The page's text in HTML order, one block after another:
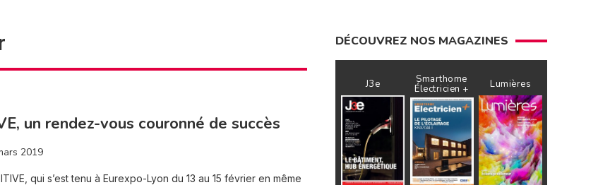
un rendez-vous couronné de succès
2019
qui s’est tenu à Eurexpo-Lyon du 13 au 15 février en même
DÉCOUVREZ NOS MAGAZINES
J3e Smarthome
Électricien + Lumières